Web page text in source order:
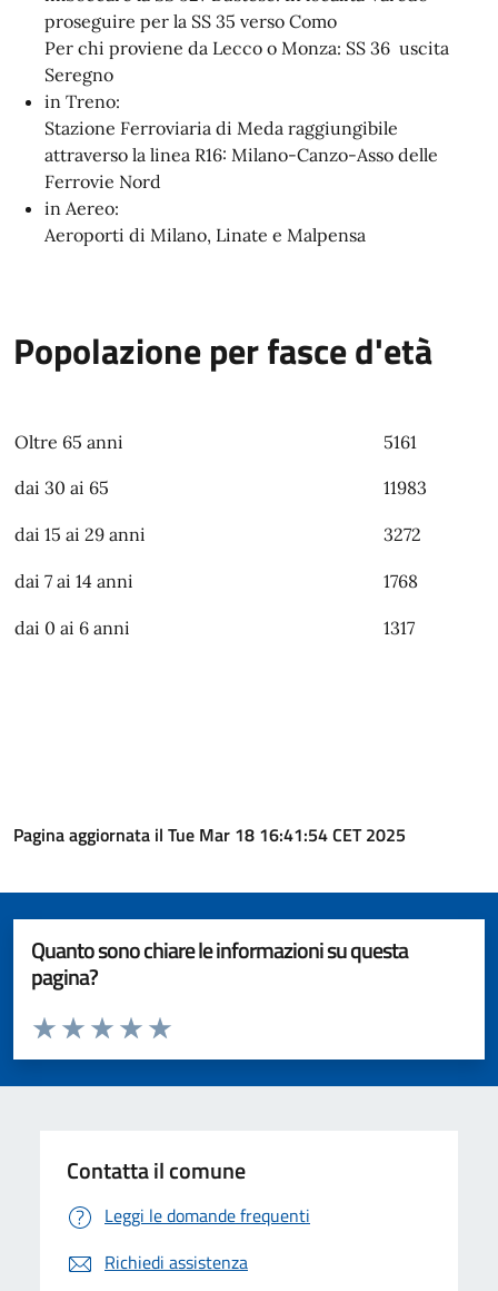
proseguire per la SS 35 verso Como
Per chi proviene da Lecco o Monza: SS 36 uscita
Seregno
in Treno:
Stazione Ferroviaria di Meda raggiungibile
attraverso la linea R16: Milano-Canzo-Asso delle
Ferrovie Nord
in Aereo:
Aeroporti di Milano, Linate e Malpensa
Popolazione per fasce d'età
Oltre 65 anni 5161
dai 30 ai 65 11983
dai 15 ai 29 anni 3272
dai 7 ai 14 anni 1768
dai 0 ai 6 anni 1317
Pagina aggiornata il Tue Mar 18 16:41:54 CET 2025
Quanto sono chiare le informazioni su questa
pagina?
Valuta da 1 a 5 stelle la pagina
Valuta 5 stelle su 5
Valuta 4 stelle su 5
Valuta 3 stelle su 5
Valuta 2 stelle su 5
Valuta 1 stelle su 5
Contatta il comune
Leggi le domande frequenti
Richiedi assistenza